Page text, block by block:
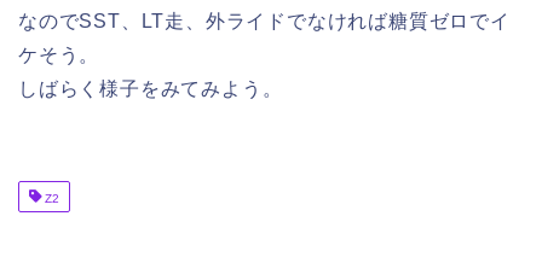
なのでSST、LT走、外ライドでなければ糖質ゼロでイ
ケそう。
しばらく様子をみてみよう。
Z2